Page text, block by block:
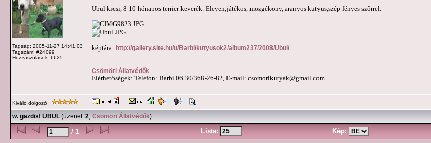
Tagság: 2005-11-27 14:41:03
Tagszám: #24099
Hozzászólások: 6625
Ubul kicsi, 8-10 hónapos terrier keverék. Eleven,játékos, mozgékony, aranyos kutyus,szép fényes szőrrel.
képtára: http://gallery.site.hu/u/Barbi/kutyusok2/album237/2008/Ubul/
Csömöri Állatvédők
Elérhetőségek: Telefon: Barbi 06 30/368-26-82, E-mail: csomorikutyak@gmail.com
Kiváló dolgozó
w. gazdis! UBUL (üzenet: 2, Csömöri Állatvédők)
/ 1 Lista: Kép: